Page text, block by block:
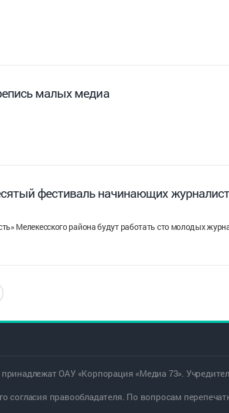
малых медиа
фестиваль начинающих
Мелекесского района будут работать сто молодых
ОАУ «Корпорация «Медиа 73».
правообладателя. По вопросам